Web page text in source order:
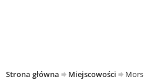
Strona główna Miejscowości